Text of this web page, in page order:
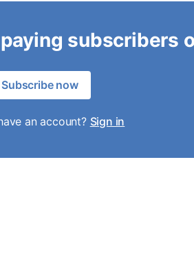
subscribers
Subscribe now
an account? Sign in